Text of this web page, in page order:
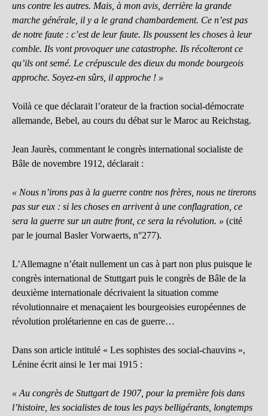
uns contre les autres. Mais, à mon avis, derrière la grande
marche générale, il y a le grand chambardement. Ce n’est pas
de notre faute : c’est de leur faute. Ils poussent les choses à leur
comble. Ils vont provoquer une catastrophe. Ils récolteront ce
qu’ils ont semé. Le crépuscule des dieux du monde bourgeois
approche. Soyez-en sûrs, il approche ! »
Voilà ce que déclarait l’orateur de la fraction social-démocrate
allemande, Bebel, au cours du débat sur le Maroc au Reichstag.
Jean Jaurès, commentant le congrès international socialiste de
Bâle de novembre 1912, déclarait :
« Nous n’irons pas à la guerre contre nos frères, nous ne tirerons
pas sur eux : si les choses en arrivent à une conflagration, ce
sera la guerre sur un autre front, ce sera la révolution. » (cité
par le journal Basler Vorwaerts, n°277).
L’Allemagne n’était nullement un cas à part non plus puisque le
congrès international de Stuttgart puis le congrès de Bâle de la
deuxième internationale décrivaient la situation comme
révolutionnaire et menaçaient les bourgeoisies européennes de
révolution prolétarienne en cas de guerre…
Dans son article intitulé « Les sophistes des social-chauvins »,
Lénine écrit ainsi le 1er mai 1915 :
« Au congrès de Stuttgart de 1907, pour la première fois dans
l’histoire, les socialistes de tous les pays belligérants, longtemps